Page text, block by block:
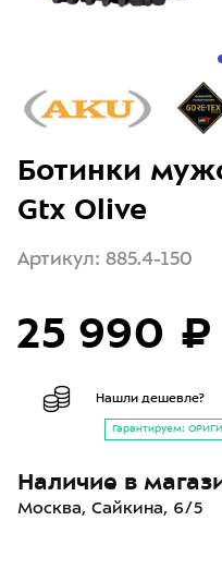
Ботинки
Gtx Olive
Артикул: 885.4-150
25 990 ₽
Нашли дешевле?
Гарантируем:
Наличие в
Москва, Сайкина, 6/5